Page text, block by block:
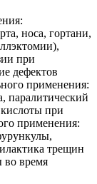
носа, гортани,
при
дефектов
применения:
паралитический
кислоты при
применения:
трещин
во время